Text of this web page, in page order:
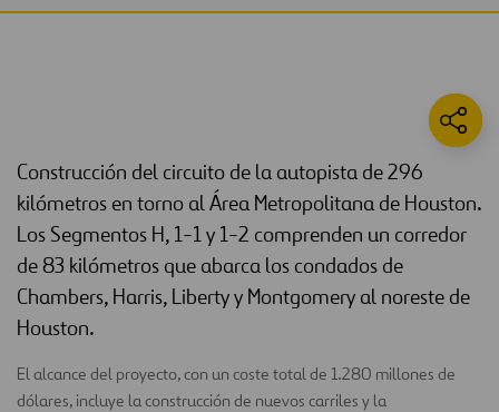
Construcción del circuito de la autopista de 296
kilómetros en torno al Área Metropolitana de Houston.
Los Segmentos H, 1-1 y 1-2 comprenden un corredor
de 83 kilómetros que abarca los condados de
Chambers, Harris, Liberty y Montgomery al noreste de
Houston.
El alcance del proyecto, con un coste total de 1.280 millones de
dólares, incluye la construcción de nuevos carriles y la